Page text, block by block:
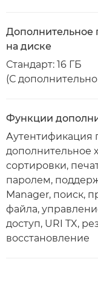
Дополнительное
на диске
Стандарт: 16 ГБ
(С
Функции
Аутентификация
дополнительное
сортировки,
паролем,
Manager, поиск,
файла,
доступ, URI TX,
восстановление